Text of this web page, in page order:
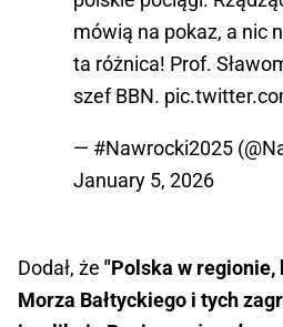
mówią na pokaz, a nic
ta różnica! Prof.
szef BBN.
— #Nawrocki2025
January 5, 2026
Dodał, że "Polska w
Morza Bałtyckiego i tych